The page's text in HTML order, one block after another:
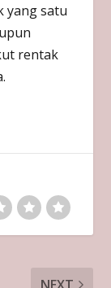
yang satu
rentak